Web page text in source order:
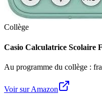
Collège
Casio Calculatrice Scolaire
Au programme du collège :
Voir sur Amazon